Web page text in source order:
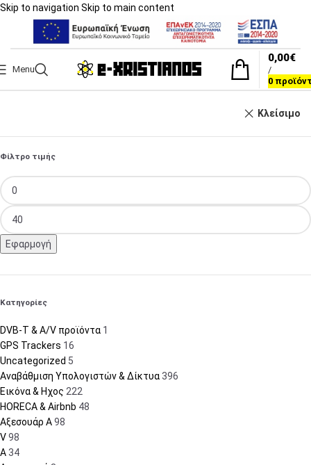
Skip to navigation Skip to main content
Menu
0
/
0,00€
Κλείσιμο
Φίλτρο τιμής
Εφαρμογή
Κατηγορίες
DVB-T & A/V προϊόντα 1
GPS Trackers 16
Uncategorized 5
Αναβάθμιση Υπολογιστών & Δίκτυα 396
Εικόνα & Ηχος 222
HORECA & Airbnb 48
Αξεσουάρ A98
V98
A 34